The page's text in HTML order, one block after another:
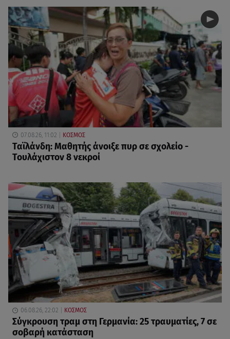
07.08.26, 11:02 ΚΟΣΜΟΣ
Ταϊλάνδη: Μαθητής άνοιξε πυρ σε σχολείο -
Τουλάχιστον 8 νεκροί
06.08.26, 22:02 ΚΟΣΜΟΣ
Σύγκρουση τραμ στη Γερμανία: 25 τραυματίες, 7 σε
σοβαρή κατάσταση